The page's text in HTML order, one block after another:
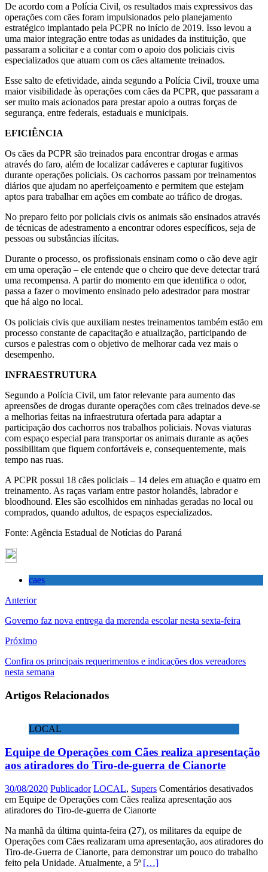
De acordo com a Polícia Civil, os resultados mais expressivos das
operações com cães foram impulsionados pelo planejamento
estratégico implantado pela PCPR no início de 2019. Isso levou a
uma maior integração entre todas as unidades da instituição, que
passaram a solicitar e a contar com o apoio dos policiais civis
especializados que atuam com os cães altamente treinados.
Esse salto de efetividade, ainda segundo a Polícia Civil, trouxe uma
maior visibilidade às operações com cães da PCPR, que passaram a
ser muito mais acionados para prestar apoio a outras forças de
segurança, entre federais, estaduais e municipais.
EFICIÊNCIA
Os cães da PCPR são treinados para encontrar drogas e armas
através do faro, além de localizar cadáveres e capturar fugitivos
durante operações policiais. Os cachorros passam por treinamentos
diários que ajudam no aperfeiçoamento e permitem que estejam
aptos para trabalhar em ações em combate ao tráfico de drogas.
No preparo feito por policiais civis os animais são ensinados através
de técnicas de adestramento a encontrar odores específicos, seja de
pessoas ou substâncias ilícitas.
Durante o processo, os profissionais ensinam como o cão deve agir
em uma operação – ele entende que o cheiro que deve detectar trará
uma recompensa. A partir do momento em que identifica o odor,
passa a fazer o movimento ensinado pelo adestrador para mostrar
que há algo no local.
Os policiais civis que auxiliam nestes treinamentos também estão em
processo constante de capacitação e atualização, participando de
cursos e palestras com o objetivo de melhorar cada vez mais o
desempenho.
INFRAESTRUTURA
Segundo a Polícia Civil, um fator relevante para aumento das
apreensões de drogas durante operações com cães treinados deve-se
a melhorias feitas na infraestrutura ofertada para adaptar a
participação dos cachorros nos trabalhos policiais. Novas viaturas
com espaço especial para transportar os animais durante as ações
possibilitam que fiquem confortáveis e, consequentemente, mais
tempo nas ruas.
A PCPR possui 18 cães policiais – 14 deles em atuação e quatro em
treinamento. As raças variam entre pastor holandês, labrador e
bloodhound. Eles são escolhidos em ninhadas geradas no local ou
comprados, quando adultos, de espaços especializados.
Fonte: Agência Estadual de Notícias do Paraná
caes
Anterior
Governo faz nova entrega da merenda escolar nesta sexta-feira
Próximo
Confira os principais requerimentos e indicações dos vereadores
nesta semana
Artigos Relacionados
LOCAL
Equipe de Operações com Cães realiza apresentação
aos atiradores do Tiro-de-guerra de Cianorte
30/08/2020 Publicador LOCAL, Supers Comentários desativados
em Equipe de Operações com Cães realiza apresentação aos
atiradores do Tiro-de-guerra de Cianorte
Na manhã da última quinta-feira (27), os militares da equipe de
Operações com Cães realizaram uma apresentação, aos atiradores do
Tiro-de-Guerra de Cianorte, para demonstrar um pouco do trabalho
feito pela Unidade. Atualmente, a 5ª […]